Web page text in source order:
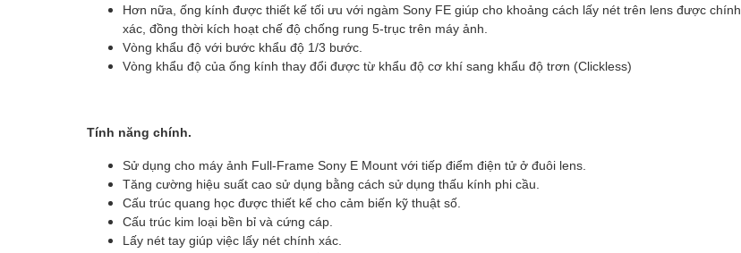
Hơn nữa, ống kính được thiết kế tối ưu với ngàm Sony FE giúp cho khoảng cách lấy nét trên lens được chính
xác, đồng thời kích hoạt chế độ chống rung 5-trục trên máy ảnh.
Vòng khẩu độ với bước khẩu độ 1/3 bước.
Vòng khẩu độ của ống kính thay đổi được từ khẩu độ cơ khí sang khẩu độ trơn (Clickless)
Tính năng chính.
Sử dụng cho máy ảnh Full-Frame Sony E Mount với tiếp điểm điện tử ở đuôi lens.
Tăng cường hiệu suất cao sử dụng bằng cách sử dụng thấu kính phi cầu.
Cấu trúc quang học được thiết kế cho cảm biến kỹ thuật số.
Cấu trúc kim loại bền bỉ và cứng cáp.
Lấy nét tay giúp việc lấy nét chính xác.